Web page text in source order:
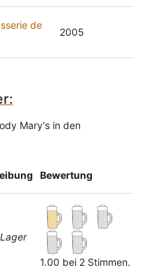
de
2005
Mary's in den
Bewertung
1.00 bei 2 Stimmen.